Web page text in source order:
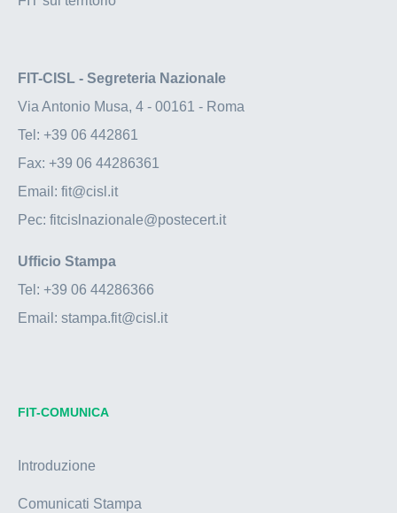
FIT-CISL - Segreteria Nazionale
Via Antonio Musa, 4 - 00161 - Roma
Tel: +39 06 442861
Fax: +39 06 44286361
Email: fit@cisl.it
Pec: fitcislnazionale@postecert.it
Ufficio Stampa
Tel: +39 06 44286366
Email: stampa.fit@cisl.it
FIT-COMUNICA
Introduzione
Comunicati Stampa